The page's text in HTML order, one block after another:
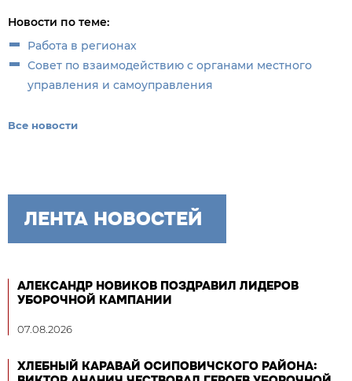
Новости по теме:
Работа в регионах
Совет по взаимодействию с органами местного
управления и самоуправления
Все новости
ЛЕНТА НОВОСТЕЙ
АЛЕКСАНДР НОВИКОВ ПОЗДРАВИЛ ЛИДЕРОВ
УБОРОЧНОЙ КАМПАНИИ
07.08.2026
ХЛЕБНЫЙ КАРАВАЙ ОСИПОВИЧСКОГО РАЙОНА: